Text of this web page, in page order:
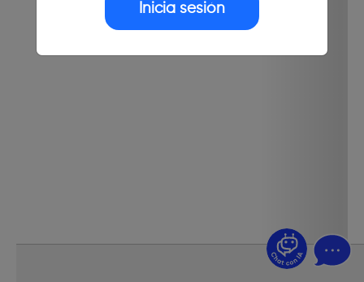
Inicia sesión